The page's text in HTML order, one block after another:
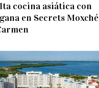
cocina asiática con
en Secrets Moxché